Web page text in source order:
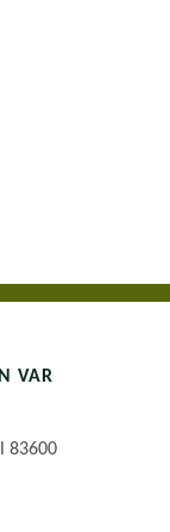
VAR
83600